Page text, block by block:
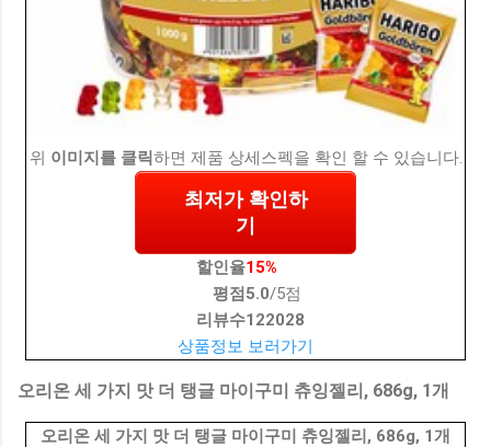
위 이미지를 클릭하면 제품 상세스펙을 확인 할 수 있습니다.
최저가 확인하
기
할인율15%
평점 5.0/5점
리뷰수122028
상품정보 보러가기
오리온 세 가지 맛 더 탱글 마이구미 츄잉젤리, 686g, 1개
오리온 세 가지 맛 더 탱글 마이구미 츄잉젤리, 686g, 1개